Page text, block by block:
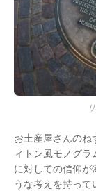
お土産屋さんのね
ィトン風モノグ
に対しての信仰が
うな考えを持って